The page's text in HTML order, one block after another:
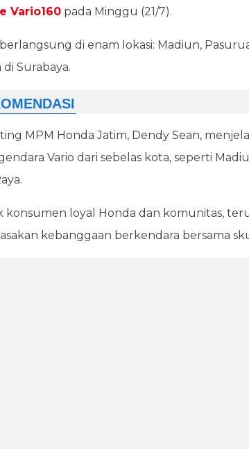
Vario160 pada Minggu (21/7).
di enam lokasi: Madiun,
Surabaya.
MPM Honda Jatim, Dendy Sean,
Vario dari sebelas kota, seperti
konsumen loyal Honda dan komunitas,
kebanggaan berkendara bersama